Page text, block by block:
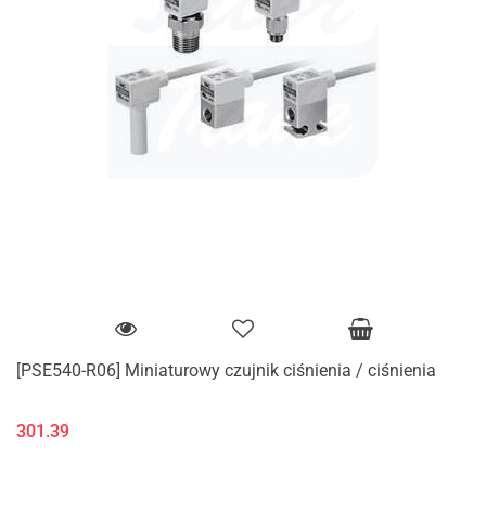
[PSE540-R06] Miniaturowy czujnik ciśnienia / ciśnienia
301.39